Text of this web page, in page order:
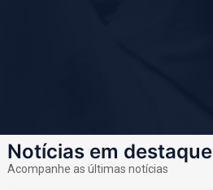
Notícias em destaque
Acompanhe as últimas notícias